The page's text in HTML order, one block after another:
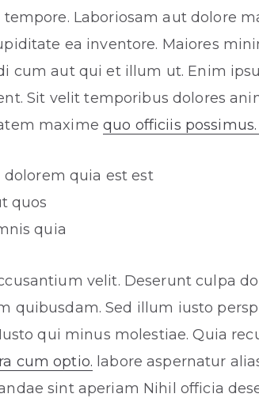
Laboriosam aut dolore
ea inventore. Maiores
cum aut qui et illum ut. Enim
Sit velit temporibus dolores
maximequo officiis
dolorem quia est est
quos
quia
velit. Deserunt culpa
quibusdam. Sed illum iusto
Iusto qui minus molestiae. Quia
cum optio. labore aspernatur
sint aperiam Nihil officia